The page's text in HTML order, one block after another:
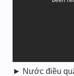
► Nước điều